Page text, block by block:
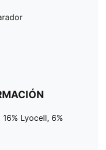
Lyocell, 6%